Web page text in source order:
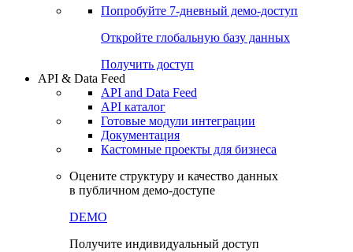
Чат
Проверка контрагента
Попробуйте7-дневный
Откройте глобальную базу данных
Получить доступ
API & Data Feed
API and Data Feed
Готовые модули интеграции
Документация
в публичном демо-доступе